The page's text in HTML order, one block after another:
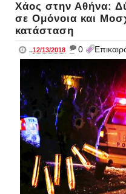
Χάος στην Αθήνα:
σε Ομόνοια και
κατάσταση
..12/13/2018 _ 0